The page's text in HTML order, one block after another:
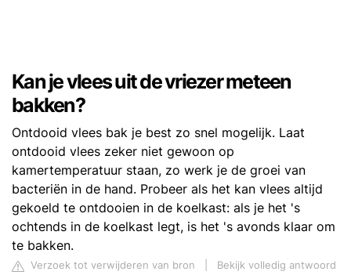
Kan je vlees uit de vriezer meteen
bakken?
Ontdooid vlees bak je best zo snel mogelijk. Laat
ontdooid vlees zeker niet gewoon op
kamertemperatuur staan, zo werk je de groei van
bacteriën in de hand. Probeer als het kan vlees altijd
gekoeld te ontdooien in de koelkast: als je het 's
ochtends in de koelkast legt, is het 's avonds klaar om
te bakken.
Verzoek tot verwijderen van bron
Bekijk volledig antwoord